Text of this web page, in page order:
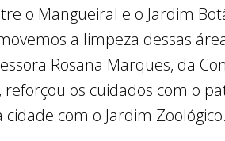
o Mangueiral e o Jardim
a limpeza dessas
Rosana Marques, da
os cuidados com o
com o Jardim Zoológico.